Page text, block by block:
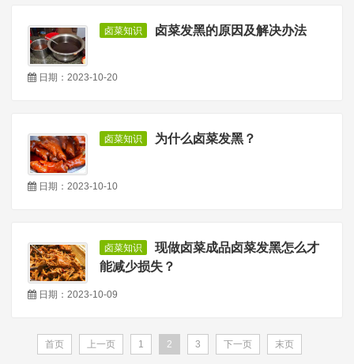
卤菜知识 卤菜发黑的原因及解决办法
日期：2023-10-20
卤菜知识 为什么卤菜发黑？
日期：2023-10-10
卤菜知识
现做卤菜成品卤菜发黑怎么才
能减少损失？
日期：2023-10-09
首页 上一页 1 2 3 下一页 末页